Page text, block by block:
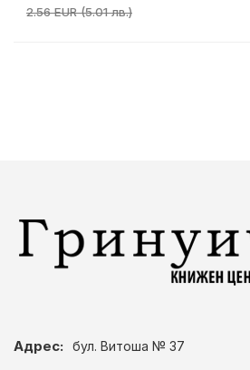
2.56 EUR (5.01 лв.)
Адрес: бул. Витоша № 37